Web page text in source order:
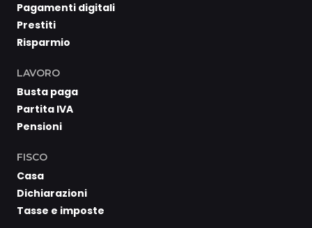
Pagamenti digitali
Prestiti
Risparmio
LAVORO
Busta paga
Partita IVA
Pensioni
FISCO
Casa
Dichiarazioni
Tasse e imposte